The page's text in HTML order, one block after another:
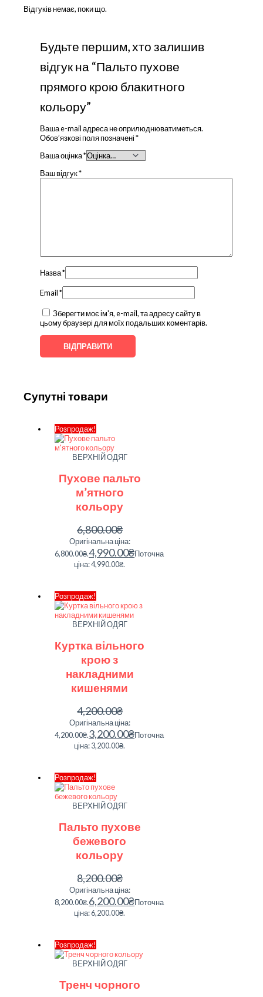
Відгуків немає, поки що.
Будьте першим, хто залишив
відгук на “Пальто пухове
прямого крою блакитного
кольору”
Ваша e-mail адреса не оприлюднюватиметься.
Обов’язкові поля позначені*
Ваша оцінка*
Ваш відгук*
Назва*
Email*
Зберегти моє ім'я, e-mail, та адресу сайту в
цьому браузері для моїх подальших коментарів.
Супутні товари
Розпродаж!
ВЕРХНІЙ ОДЯГ
Пухове пальто
м’ятного
кольору
6,800.00₴
Оригінальна ціна:
6,800.00₴.4,990.00₴Поточна
ціна: 4,990.00₴.
Розпродаж!
ВЕРХНІЙ ОДЯГ
Куртка вільного
крою з
накладними
кишенями
4,200.00₴
Оригінальна ціна:
4,200.00₴.3,200.00₴Поточна
ціна: 3,200.00₴.
Розпродаж!
ВЕРХНІЙ ОДЯГ
Пальто пухове
бежевого
кольору
8,200.00₴
Оригінальна ціна:
8,200.00₴.6,200.00₴Поточна
ціна: 6,200.00₴.
Розпродаж!
ВЕРХНІЙ ОДЯГ
Тренч чорного